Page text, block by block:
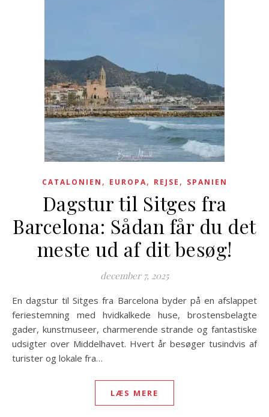
CATALONIEN , EUROPA, REJSE , SPANIEN
Dagstur til Sitges fra
Barcelona: Sådan får du det
meste ud af dit besøg!
december 7, 2025
En dagstur til Sitges fra Barcelona byder på en afslappet
feriestemning med hvidkalkede huse, brostensbelagte
gader, kunstmuseer, charmerende strande og fantastiske
udsigter over Middelhavet. Hvert år besøger tusindvis af
turister og lokale fra…
LÆS MERE